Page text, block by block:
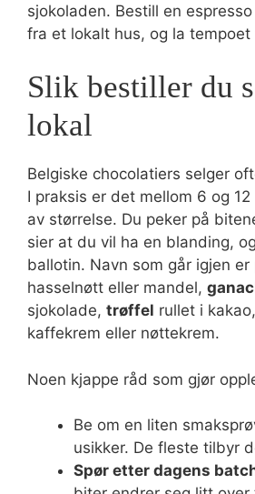
sjokoladen. Bestill en
fra et lokalt hus, og la tempoet
Slik bestiller du
lokal
Belgiske chocolatiers selger
I praksis er det mellom 6 og
av størrelse. Du peker på
sier at du vil ha en blanding,
ballotin. Navn som går igjen er
hasselnøtt eller mandel,
sjokolade, trøffel rullet i
kaffekrem eller nøttekrem.
Noen kjappe råd som gjør
Be om en liten
usikker. De fleste tilbyr
Spør etter dagens